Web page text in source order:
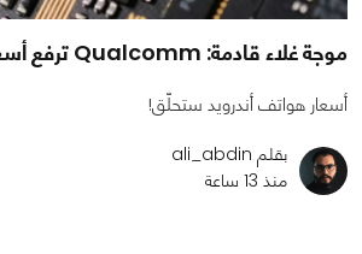
موجة غلاء قادمة: Qualcomm ترفع أسعارها قريبًا
أسعار هواتف أندرويد ستحلّق!
بقلم ali_abdin
منذ 13 ساعة